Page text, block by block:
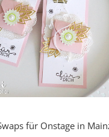
für Onstage in